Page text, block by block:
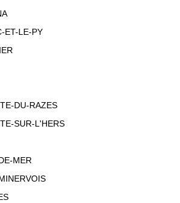
ET-LE-PY
DU-RAZES
SUR-L'HERS
MER